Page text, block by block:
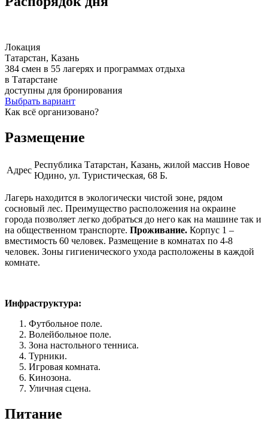
Локация
Татарстан, Казань
384 смен в 55 лагерях и программах отдыха
в Татарстане
доступны для бронирования
Выбрать вариант
Как всё организовано?
Размещение
Адрес
Республика Татарстан, Казань, жилой массив Новое
Юдино, ул. Туристическая, 68 Б.
Лагерь находится в экологически чистой зоне, рядом
сосновый лес. Преимущество расположения на окраине
города позволяет легко добраться до него как на машине так и
на общественном транспорте. Проживание. Корпус 1 –
вместимость 60 человек. Размещение в комнатах по 4-8
человек. Зоны гигиенического ухода расположены в каждой
комнате.
Инфраструктура:
Футбольное поле.
Волейбольное поле.
Зона настольного тенниса.
Турники.
Игровая комната.
Кинозона.
Уличная сцена.
Питание